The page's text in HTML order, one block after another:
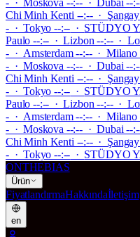
- · Moskova --:-- · Dubai --
Chi Minh Kenti --:-- ·
- · Tokyo --:-- · STÜDYO
Paulo --:-- · Lizbon --:-- ·
- · Amsterdam --:-- ·
- · Moskova --:-- · Dubai --
Chi Minh Kenti --:-- ·
- · Tokyo --:-- · STÜDYO
Paulo --:-- · Lizbon --:-- ·
- · Amsterdam --:-- ·
- · Moskova --:-- · Dubai --
Chi Minh Kenti --:-- ·
- · Tokyo --:-- · STÜDYO
ONTHEBIAS
Ürün
FiyatlandırmaHakkındaİletişim
en